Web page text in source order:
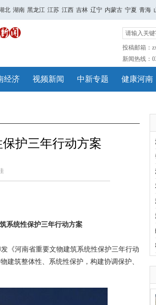
北 湖南 黑龙江 江苏 江西 吉林 辽宁 内蒙古 宁夏 青海
投稿邮箱：
新闻热线：
经济 视频新闻 中新专题 健康河南
护三年行动方案
系统性保护三年行动方案
河南省重要文物建筑系统性保护三年行动
建筑整体性、系统性保护，构建协调保护、